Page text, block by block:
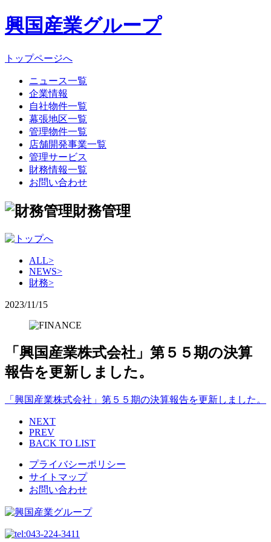
興国産業グループ
トップページへ
ニュース一覧
企業情報
自社物件一覧
幕張地区一覧
管理物件一覧
店舗開発事業一覧
管理サービス
財務情報一覧
お問い合わせ
財務管理
ALL>
NEWS>
財務>
2023/11/15
「興国産業株式会社」第５５期の決算
報告を更新しました。
「興国産業株式会社」第５５期の決算報告を更新しました。
NEXT
PREV
BACK TO LIST
プライバシーポリシー
サイトマップ
お問い合わせ